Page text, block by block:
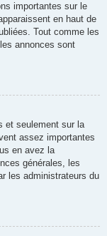
importantes sur le
en haut de
Tout comme les
annonces sont
et seulement sur la
assez importantes
en avez la
générales, les
les administrateurs du